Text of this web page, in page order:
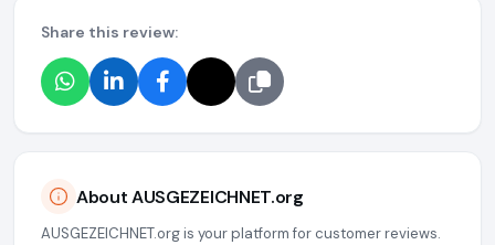
Share this review:
About AUSGEZEICHNET.org
AUSGEZEICHNET.org is your platform for customer reviews.